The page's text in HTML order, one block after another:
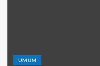
UMUM